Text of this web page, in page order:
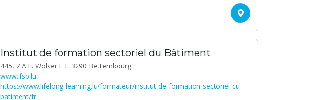
Institut de formation sectoriel du Bâtiment
445, Z.A.E. Wolser F L-3290 Bettembourg
www.ifsb.lu
https://www.lifelong-learning.lu/formateur/institut-de-formation-sectoriel-du-
batiment/fr